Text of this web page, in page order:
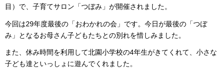
目）で、子育てサロン「つぼみ」が開催されました。
今回は29年度最後の「おわかれの会」です。今日が最後の「つぼ
み」となるお母さん子どもたちとの別れを惜しみました。
また、休み時間を利用して北園小学校の4年生がきてくれて、小さな
子ども達といっしょに遊んでくれました。